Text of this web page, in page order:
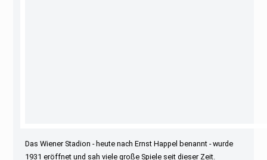
Das Wiener Stadion - heute nach Ernst Happel benannt - wurde
1931 eröffnet und sah viele große Spiele seit dieser Zeit.